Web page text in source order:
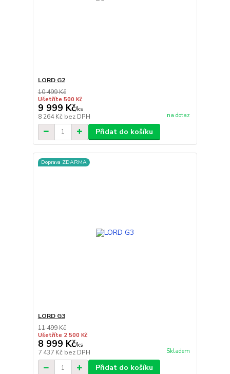
LORD G2
10 499 Kč
Ušetříte 500 Kč
9 999 Kč/ks
8 264 Kč bez DPH na dotaz
Přidat do košíku
Doprava ZDARMA
LORD G3
11 499 Kč
Ušetříte 2 500 Kč
8 999 Kč/ks
7 437 Kč bez DPH Skladem
Přidat do košíku